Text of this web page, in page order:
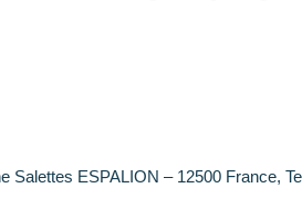
Salettes ESPALION – 12500 France,